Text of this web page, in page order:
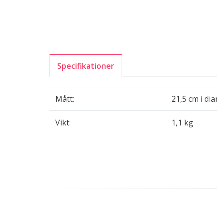
Specifikationer
Mått: 21,5 cm i
Vikt: 1,1 kg